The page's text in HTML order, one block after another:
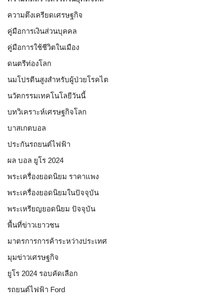
ความตึงเครียดเศรษฐกิจ
คู่มือการเงินส่วนบุคคล
คู่มือการใช้ชีวิตในเมือง
ดนตรีท่องโลก
นมโปรตีนสูงสำหรับผู้ป่วยโรคไต
นวัตกรรมเทคโนโลยีวันนี้
บทวิเคราะห์เศรษฐกิจโลก
บาสเกตบอล
ประกันรถยนต์ไฟฟ้า
ผล บอล ยูโร 2024
พระเครื่องยอดนิยม ราคาแพง
พระเครื่องยอดนิยมในปัจจุบัน
พระเหรียญยอดนิยม ปัจจุบัน
พื้นที่ข่าวเยาวชน
มาตรการการค้าระหว่างประเทศ
มุมข่าวเศรษฐกิจ
ยูโร 2024 รอบคัดเลือก
รถยนต์ไฟฟ้า Ford